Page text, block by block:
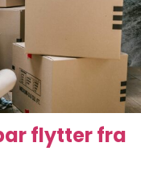
flytter fra